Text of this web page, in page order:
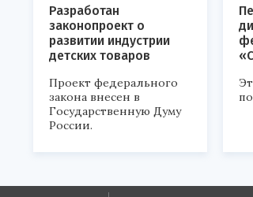
Разработан
законопроект о
развитии индустрии
детских товаров
Проект федерального
закона внесен в
Государственную Думу
России.